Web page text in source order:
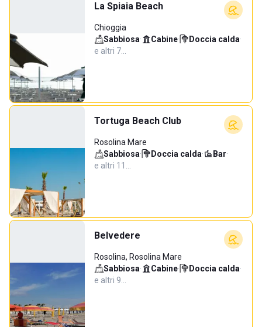
La Spiaia Beach
Chioggia
Sabbiosa· Cabine· Doccia calda·
e altri 7…
Tortuga Beach Club
Rosolina Mare
Sabbiosa· Doccia calda· Bar·
e altri 11…
Belvedere
Rosolina, Rosolina Mare
Sabbiosa· Cabine· Doccia calda·
e altri 9…